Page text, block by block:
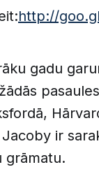
http://
gadu
ir
grāmatu.